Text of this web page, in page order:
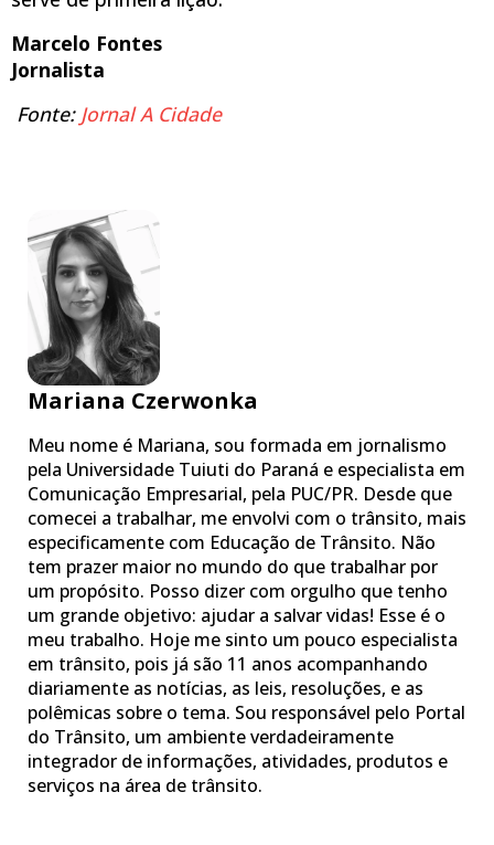
Marcelo Fontes
Jornalista
Fonte: Jornal A Cidade
Mariana Czerwonka
Meu nome é Mariana, sou formada em jornalismo
pela Universidade Tuiuti do Paraná e especialista em
Comunicação Empresarial, pela PUC/PR. Desde que
comecei a trabalhar, me envolvi com o trânsito, mais
especificamente com Educação de Trânsito. Não
tem prazer maior no mundo do que trabalhar por
um propósito. Posso dizer com orgulho que tenho
um grande objetivo: ajudar a salvar vidas! Esse é o
meu trabalho. Hoje me sinto um pouco especialista
em trânsito, pois já são 11 anos acompanhando
diariamente as notícias, as leis, resoluções, e as
polêmicas sobre o tema. Sou responsável pelo Portal
do Trânsito, um ambiente verdadeiramente
integrador de informações, atividades, produtos e
serviços na área de trânsito.